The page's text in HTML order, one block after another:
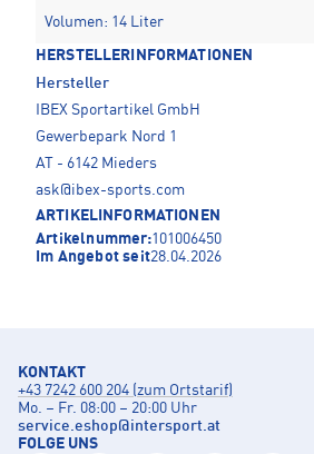
Volumen: 14 Liter
HERSTELLERINFORMATIONEN
Hersteller
IBEX Sportartikel GmbH
Gewerbepark Nord 1
AT - 6142 Mieders
ask@ibex-sports.com
ARTIKELINFORMATIONEN
Artikelnummer:101006450
Im Angebot seit28.04.2026
KONTAKT
+43 7242 600 204 (zum Ortstarif)
Mo. – Fr. 08:00 – 20:00 Uhr
service.eshop@intersport.at
FOLGE UNS